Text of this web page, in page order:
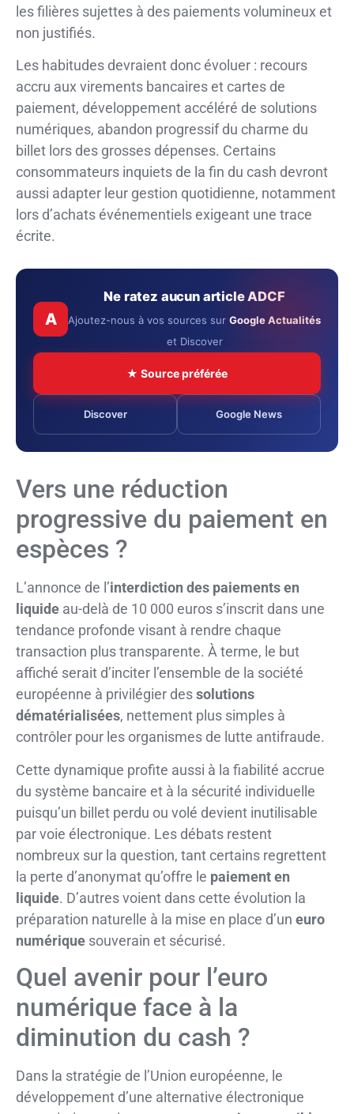
les filières sujettes à des paiements volumineux et
non justifiés.
Les habitudes devraient donc évoluer : recours
accru aux virements bancaires et cartes de
paiement, développement accéléré de solutions
numériques, abandon progressif du charme du
billet lors des grosses dépenses. Certains
consommateurs inquiets de la fin du cash devront
aussi adapter leur gestion quotidienne, notamment
lors d’achats événementiels exigeant une trace
écrite.
A
Ne ratez aucun article ADCF
Ajoutez-nous à vos sources sur Google Actualités
et Discover
★ Source préférée
Discover Google News
Vers une réduction
progressive du paiement en
espèces ?
L’annonce de l’interdiction des paiements en
liquide au-delà de 10 000 euros s’inscrit dans une
tendance profonde visant à rendre chaque
transaction plus transparente. À terme, le but
affiché serait d’inciter l’ensemble de la société
européenne à privilégier dessolutions
dématérialisées, nettement plus simples à
contrôler pour les organismes de lutte antifraude.
Cette dynamique profite aussi à la fiabilité accrue
du système bancaire et à la sécurité individuelle
puisqu’un billet perdu ou volé devient inutilisable
par voie électronique. Les débats restent
nombreux sur la question, tant certains regrettent
la perte d’anonymat qu’offre le paiement en
liquide. D’autres voient dans cette évolution la
préparation naturelle à la mise en place d’un euro
numérique souverain et sécurisé.
Quel avenir pour l’euro
numérique face à la
diminution du cash ?
Dans la stratégie de l’Union européenne, le
développement d’une alternative électronique